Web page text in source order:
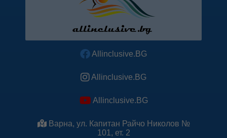
Allinclusive.BG
Allinclusive.BG
Allinclusive.BG
Варна, ул. Капитан Райчо Николов №
101, ет. 2